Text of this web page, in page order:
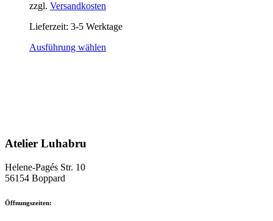
zzgl. Versandkosten
Lieferzeit: 3-5 Werktage
Ausführung wählen
Atelier Luhabru
Helene-Pagés Str. 10
56154 Boppard
Öffnungszeiten: